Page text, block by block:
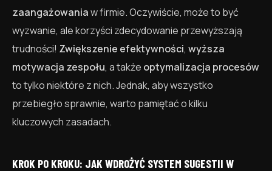
zaangażowaniaw firmie. Oczywiście, może to być
wyzwanie, ale korzyści zdecydowanie przewyższają
trudności! Zwiększenie efektywności, wyższa
motywacja zespołu, a także optymalizacja procesów
to tylko niektóre z nich. Jednak, aby wszystko
przebiegło sprawnie, warto pamiętać o kilku
kluczowych zasadach.
KROK PO KROKU: JAK WDROŻYĆ SYSTEM SUGESTII W